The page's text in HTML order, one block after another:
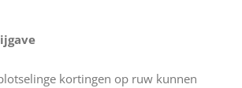
kortingen op ruw kunnen